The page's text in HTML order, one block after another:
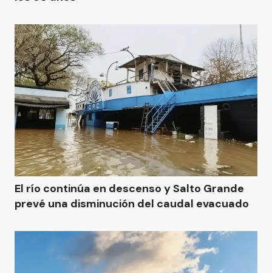
El río continúa en descenso y Salto Grande
prevé una disminución del caudal evacuado